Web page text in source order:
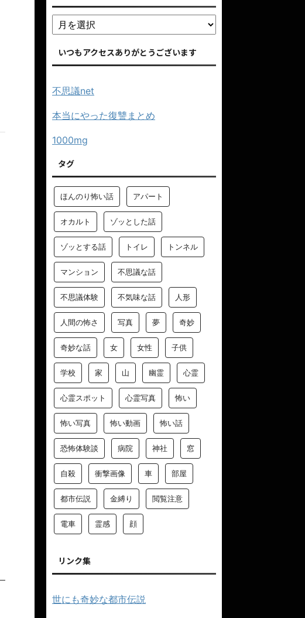
いつもアクセスありがとうございます
不思議net
本当にやった復讐まとめ
1000mg
タグ
ほんのり怖い話 アパート
オカルト ゾッとした話
ゾッとする話 トイレ トンネル
マンション 不思議な話
不思議体験 不気味な話 人形
人間の怖さ 写真 夢 奇妙
奇妙な話 女 女性 子供
学校 家 山 幽霊 心霊
心霊スポット 心霊写真 怖い
怖い写真 怖い動画 怖い話
恐怖体験談 病院 神社 窓
自殺 衝撃画像 車 部屋
都市伝説 金縛り 閲覧注意
電車 霊感 顔
リンク集
世にも奇妙な都市伝説